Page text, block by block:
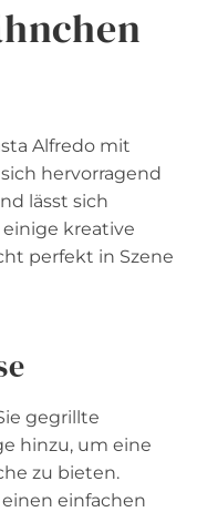
Alfredo mit
hervorragend
lässt sich
kreative
perfekt in Szene
gegrillte
hinzu, um eine
zu bieten.
einen einfachen